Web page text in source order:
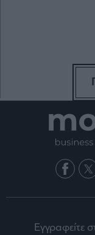
Εγγραφείτε